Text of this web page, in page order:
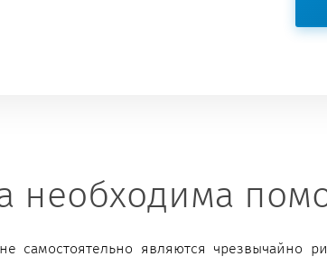
необходима
самостоятельно являются чрезвычайно